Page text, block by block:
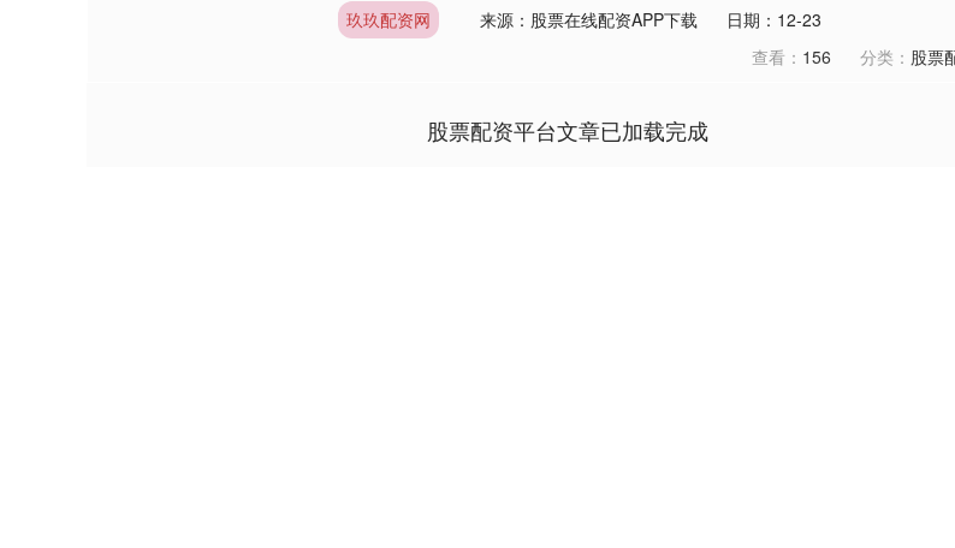
玖玖配资网 来源：股票在线配资APP下载
日期：12-23
查看： 156 分类： 股票
股票配资平台文章已加载完成